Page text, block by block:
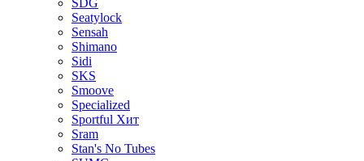
SDG
Seatylock
Sensah
Shimano
Sidi
SKS
Smoove
Specialized
Sportful Хит
Sram
Stan's No Tubes